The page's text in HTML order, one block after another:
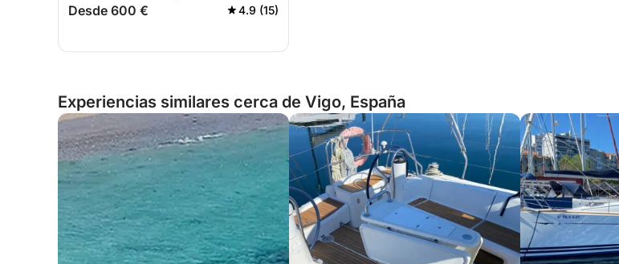
Desde 600 € 4.9 (15)
Experiencias similares cerca de Vigo, España